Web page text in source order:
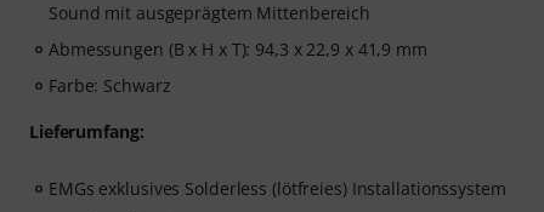
Sound mit ausgeprägtem Mittenbereich
Abmessungen (B x H x T): 94,3 x 22,9 x 41,9 mm
Farbe: Schwarz
Lieferumfang:
EMGs exklusives Solderless (lötfreies) Installationssystem